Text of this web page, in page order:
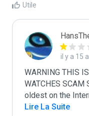
Utile
il y a 15
WARNING THIS
WATCHES
oldest on the
Lire La Suite